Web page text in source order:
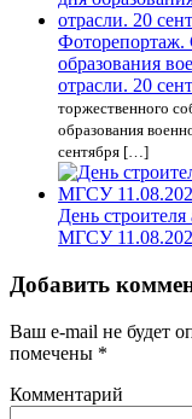
Фоторепортаж.
образования
отрасли. 20
торжественного
образования
сентября […]
День
МГСУ
Добавить
Ваш e-mail не будет
помечены *
Комментарий